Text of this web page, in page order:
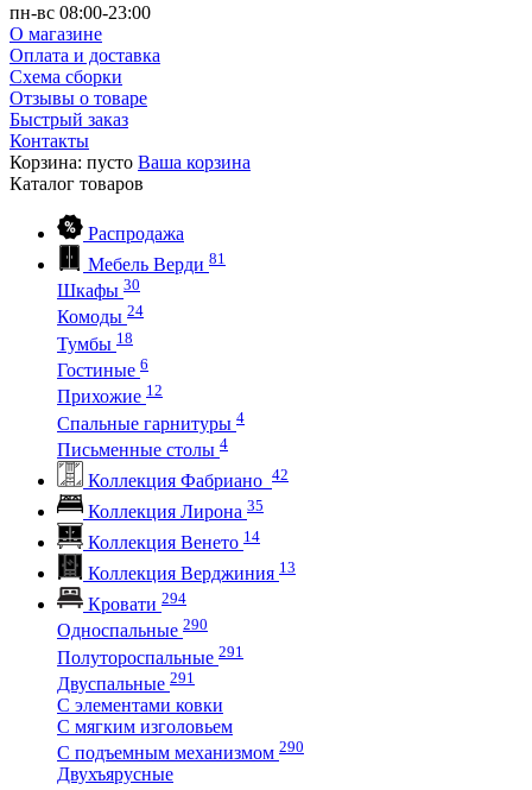
пн-вс 08:00-23:00
О магазине
Оплата и доставка
Схема сборки
Отзывы о товаре
Быстрый заказ
Контакты
Корзина: пусто Ваша корзина
Каталог товаров
Распродажа
Мебель Верди 81
Шкафы 30
Комоды 24
Тумбы 18
Гостиные 6
Прихожие 12
Спальные гарнитуры 4
Письменные столы 4
Коллекция Фабриано 42
Коллекция Лирона 35
Коллекция Венето 14
Коллекция Верджиния 13
Кровати 294
Односпальные 290
Полутороспальные 291
Двуспальные 291
С элементами ковки
С мягким изголовьем
С подъемным механизмом 290
Двухъярусные